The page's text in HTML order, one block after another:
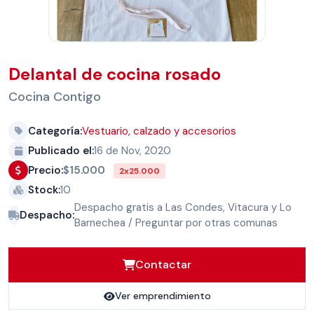
Delantal de cocina rosado
Cocina Contigo
Categoría:Vestuario, calzado y accesorios
Publicado el:16 de Nov, 2020
Precio:$15.000 2x25.000
Stock:10
Despacho:
Despacho gratis a Las Condes, Vitacura y Lo
Barnechea / Preguntar por otras comunas
Contactar
Ver emprendimiento